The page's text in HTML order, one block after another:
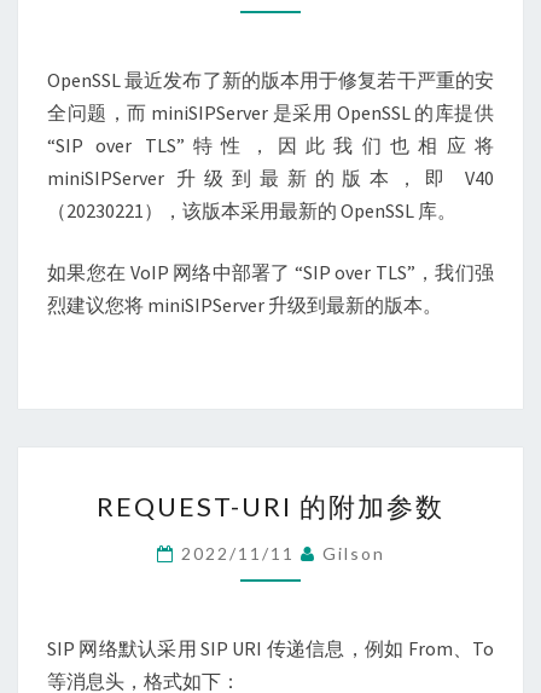
题
OpenSSL 最近发布了新的版本用于修复若干严重的安
全问题，而 miniSIPServer 是采用 OpenSSL 的库提供
“SIP over TLS”特性，因此我们也相应将
miniSIPServer 升级到最新的版本，即 V40
（20230221），该版本采用最新的 OpenSSL 库。
如果您在 VoIP 网络中部署了 “SIP over TLS”，我们强
烈建议您将 miniSIPServer 升级到最新的版本。
URI
的
附
参
REQUEST-URI 的附加参数
2022/11/11 Gilson
SIP 网络默认采用 SIP URI 传递信息，例如 From、To
等消息头，格式如下：